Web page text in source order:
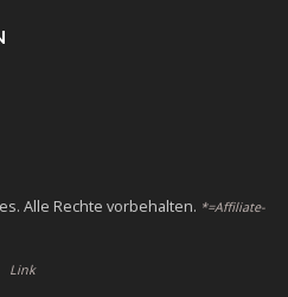
Alle Rechte vorbehalten. *=Affiliate-
Link